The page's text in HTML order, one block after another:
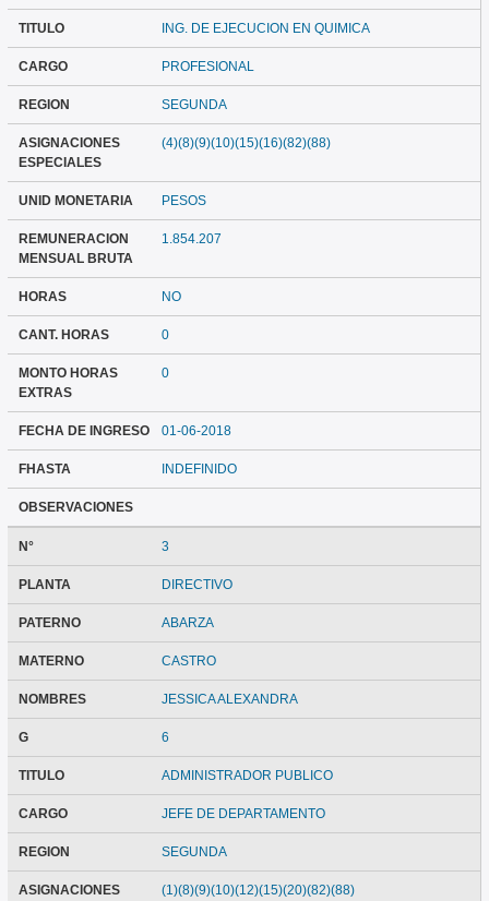
TITULO ING. DE EJECUCION EN QUIMICA
CARGO PROFESIONAL
REGION SEGUNDA
ASIGNACIONES
ESPECIALES
(4)(8)(9)(10)(15)(16)(82)(88)
UNID MONETARIA PESOS
REMUNERACION
MENSUAL BRUTA
1.854.207
HORAS NO
CANT. HORAS 0
MONTO HORAS
EXTRAS
0
FECHA DE INGRESO 01-06-2018
FHASTA INDEFINIDO
OBSERVACIONES
N° 3
PLANTA DIRECTIVO
PATERNO ABARZA
MATERNO CASTRO
NOMBRES JESSICA ALEXANDRA
G 6
TITULO ADMINISTRADOR PUBLICO
CARGO JEFE DE DEPARTAMENTO
REGION SEGUNDA
ASIGNACIONES (1)(8)(9)(10)(12)(15)(20)(82)(88)